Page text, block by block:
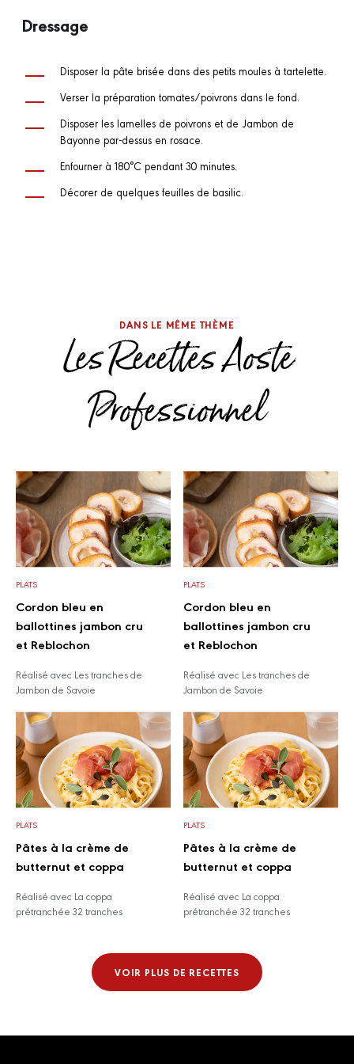
Dressage
Disposer la pâte brisée dans des petits moules à tartelette.
Verser la préparation tomates/poivrons dans le fond.
Disposer les lamelles de poivrons et de Jambon de
Bayonne par-dessus en rosace.
Enfourner à 180°C pendant 30 minutes.
Décorer de quelques feuilles de basilic.
DANS LE MÊME THÈME
Les Recettes Aoste
Professionnel
PLATS
Cordon bleu en
ballottines jambon cru
et Reblochon
Réalisé avec Les tranches de
Jambon de Savoie
PLATS
Cordon bleu en
ballottines jambon cru
et Reblochon
Réalisé avec Les tranches de
Jambon de Savoie
PLATS
Pâtes à la crème de
butternut et coppa
Réalisé avec La coppa
prétranchée 32 tranches
PLATS
Pâtes à la crème de
butternut et coppa
Réalisé avec La coppa
prétranchée 32 tranches
VOIR PLUS DE RECETTES